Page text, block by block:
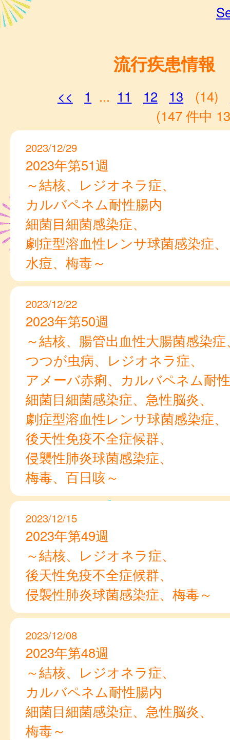
流行疾患情報
<< 1 ... 11 12 13 (14)
(147 件中
2023/12/29
2023年第51週
～結核、レジオネラ症、
カルバペネム耐性腸内
細菌目細菌感染症、
劇症型溶血性レンサ球菌感染症、
水痘、梅毒～
2023/12/22
2023年第50週
～結核、腸管出血性大腸菌感染症
つつが虫病、レジオネラ症、
アメーバ赤痢、カルバペネム耐
細菌目細菌感染症、急性脳炎、
劇症型溶血性レンサ球菌感染症、
後天性免疫不全症候群、
侵襲性肺炎球菌感染症、
梅毒、百日咳～
2023/12/15
2023年第49週
～結核、レジオネラ症、
後天性免疫不全症候群、
侵襲性肺炎球菌感染症、梅毒～
2023/12/08
2023年第48週
～結核、レジオネラ症、
カルバペネム耐性腸内
細菌目細菌感染症、急性脳炎、
梅毒～